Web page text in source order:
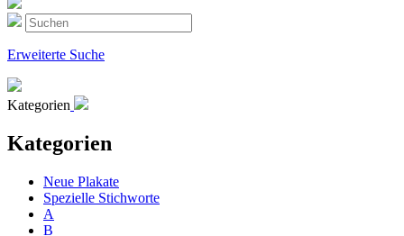
Erweiterte Suche
Kategorien
Kategorien
Neue Plakate
Spezielle Stichworte
A
B